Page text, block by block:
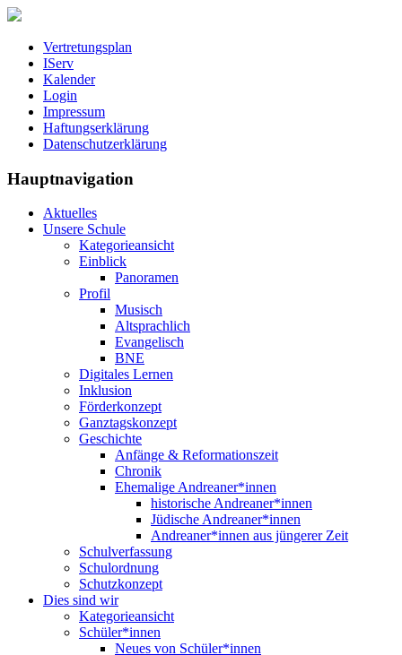
Vertretungsplan
IServ
Kalender
Login
Impressum
Haftungserklärung
Datenschutzerklärung
Hauptnavigation
Aktuelles
Unsere Schule
Kategorieansicht
Einblick
Panoramen
Profil
Musisch
Altsprachlich
Evangelisch
BNE
Digitales Lernen
Inklusion
Förderkonzept
Ganztagskonzept
Geschichte
Anfänge & Reformationszeit
Chronik
Ehemalige Andreaner*innen
historische Andreaner*innen
Jüdische Andreaner*innen
Andreaner*innen aus jüngerer Zeit
Schulverfassung
Schulordnung
Schutzkonzept
Dies sind wir
Kategorieansicht
Schüler*innen
Neues von Schüler*innen